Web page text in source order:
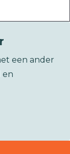
een ander
en